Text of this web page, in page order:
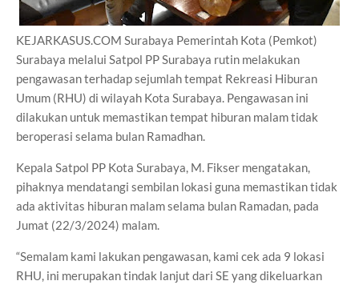
KEJARKASUS.COM Surabaya Pemerintah Kota (Pemkot)
Surabaya melalui Satpol PP Surabaya rutin melakukan
pengawasan terhadap sejumlah tempat Rekreasi Hiburan
Umum (RHU) di wilayah Kota Surabaya. Pengawasan ini
dilakukan untuk memastikan tempat hiburan malam tidak
beroperasi selama bulan Ramadhan.
Kepala Satpol PP Kota Surabaya, M. Fikser mengatakan,
pihaknya mendatangi sembilan lokasi guna memastikan tidak
ada aktivitas hiburan malam selama bulan Ramadan, pada
Jumat (22/3/2024) malam.
“Semalam kami lakukan pengawasan, kami cek ada 9 lokasi
RHU, ini merupakan tindak lanjut dari SE yang dikeluarkan